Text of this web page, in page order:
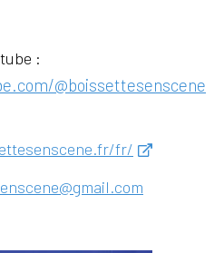
:
@boissettesenscene
fr/